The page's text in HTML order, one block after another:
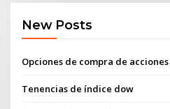
New Posts
Opciones de compra de
Tenencias de índice dow